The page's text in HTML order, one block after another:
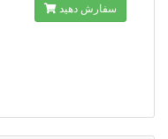
سفارش دهید